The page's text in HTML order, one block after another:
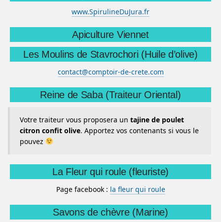
www.SpirulineDuJura.fr
Apiculture Viennet
Les Moulins de Stavrochori (Huile d’olive)
contact@comptoir-de-crete.com
Reine de Saba (Traiteur Oriental)
Votre traiteur vous proposera un tajine de poulet
citron confit olive. Apportez vos contenants si vous le
pouvez
La Fleur qui roule (fleuriste)
Page facebook : la fleur qui roule
Savons de chèvre (Marine)